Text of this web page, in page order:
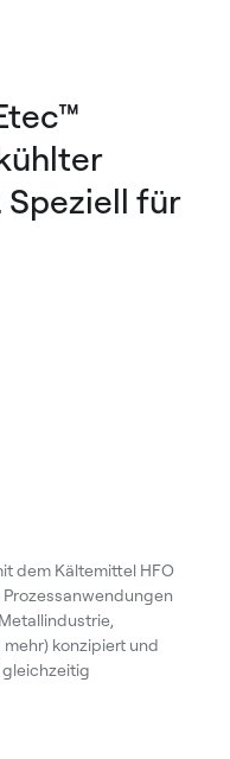
Speziell für
dem Kältemittel HFO
konzipiert und